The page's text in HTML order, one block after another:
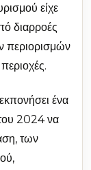
είχε
διαρροές
περιορισμών
ένα
2024 να
των